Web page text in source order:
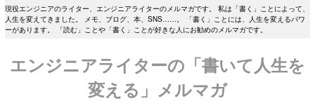
現役エンジニアのライター、エンジニアライターのメルマガです。 私は「書く」ことによって、
人生を変えてきました。 メモ、ブログ、本、SNS……。 「書く」ことには、人生を変えるパワ
ーがあります。 「読む」ことや「書く」ことが好きな人にお勧めのメルマガです。
エンジニアライターの「書いて人生を
変える」メルマガ